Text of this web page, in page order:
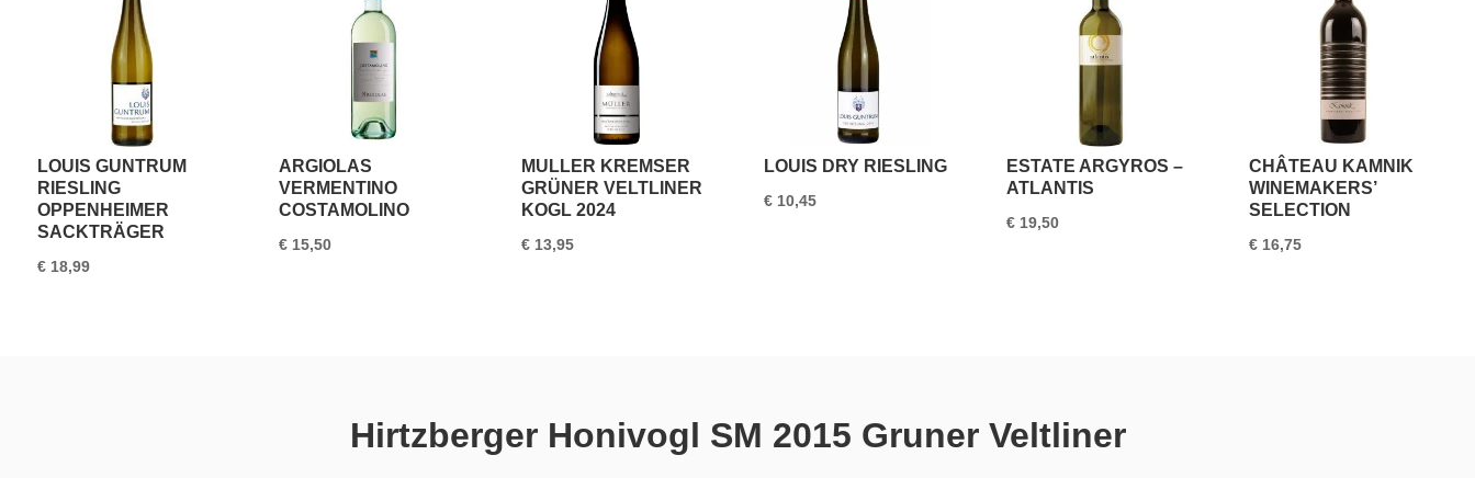
LOUIS GUNTRUM
RIESLING
OPPENHEIMER
SACKTRÄGER
€18,99
ARGIOLAS
VERMENTINO
COSTAMOLINO
€ 15,50
MULLER KREMSER
GRÜNER VELTLINER
KOGL 2024
€ 13,95
LOUIS DRY RIESLING
€ 10,45
ESTATE ARGYROS –
ATLANTIS
€ 19,50
CHÂTEAU KAMNIK
WINEMAKERS’
SELECTION
€16,75
Hirtzberger Honivogl SM 2015 Gruner Veltliner